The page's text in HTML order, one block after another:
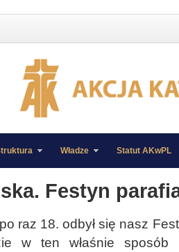
Władze Statut AKwPL
Festyn
raz 18. odbył się nasz
w ten właśnie sposób